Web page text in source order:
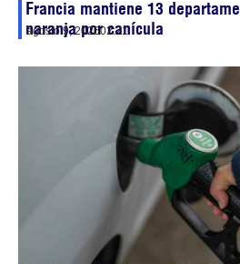
Francia mantiene 13
naranja por canícula
agosto 9, 202602:21